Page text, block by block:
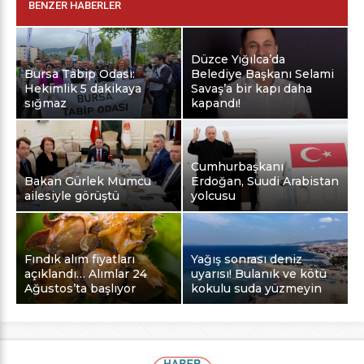
BENZER HABERLER
Bursa Tabip Odası:
Hekimlik 5 dakikaya
sığmaz
Düzce Yığılca’da
Belediye Başkanı Selami
Savaş’a bir kapı daha
kapandı!
Bakan Gürlek Mumcu
ailesiyle görüştü
Cumhurbaşkanı
Erdoğan, Suudi Arabistan
yolcusu
Fındık alım fiyatları
açıklandı… Alımlar 24
Ağustos’ta başlıyor
Yağış sonrası deniz
uyarısı! Bulanık ve kötü
kokulu suda yüzmeyin